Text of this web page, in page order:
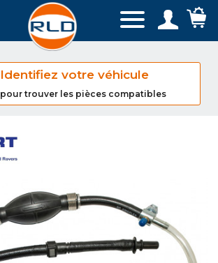
Identifiez votre véhicule
pour trouver les pièces compatibles